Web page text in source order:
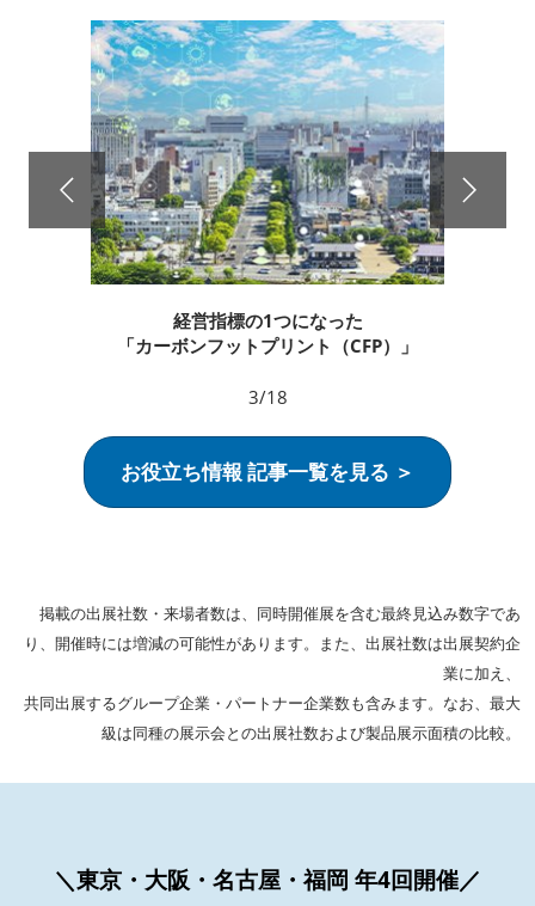
経営指標の1つになった
「カーボンフットプリント（CFP）」
3/18
お役立ち情報 記事一覧を見る ＞
掲載の出展社数・来場者数は、同時開催展を含む最終見込み数字であ
り、開催時には増減の可能性があります。また、出展社数は出展契約企
業に加え、
共同出展するグループ企業・パートナー企業数も含みます。なお、最大
級は同種の展示会との出展社数および製品展示面積の比較。
＼東京・大阪・名古屋・福岡 年4回開催／